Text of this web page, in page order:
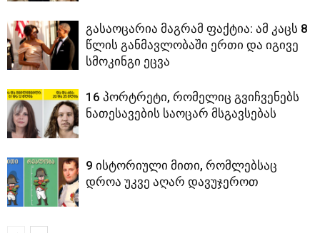
გასაოცარია მაგრამ ფაქტია: ამ კაცს 8
წლის განმავლობაში ერთი და იგივე
სმოკინგი ეცვა
16 პორტრეტი, რომელიც გვიჩვენებს
ნათესავების საოცარ მსგავსებას
9 ისტორიული მითი, რომლებსაც
დროა უკვე აღარ დავუჯეროთ